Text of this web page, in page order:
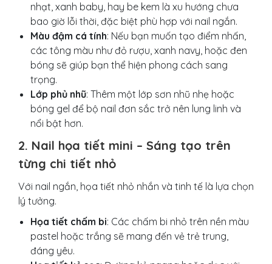
nhạt, xanh baby, hay be kem là xu hướng chưa
bao giờ lỗi thời, đặc biệt phù hợp với nail ngắn.
Màu đậm cá tính: Nếu bạn muốn tạo điểm nhấn,
các tông màu như đỏ rượu, xanh navy, hoặc đen
bóng sẽ giúp bạn thể hiện phong cách sang
trọng.
Lớp phủ nhũ: Thêm một lớp sơn nhũ nhẹ hoặc
bóng gel để bộ nail đơn sắc trở nên lung linh và
nổi bật hơn.
2. Nail họa tiết mini – Sáng tạo trên
từng chi tiết nhỏ
Với nail ngắn, họa tiết nhỏ nhắn và tinh tế là lựa chọn
lý tưởng.
Họa tiết chấm bi: Các chấm bi nhỏ trên nền màu
pastel hoặc trắng sẽ mang đến vẻ trẻ trung,
đáng yêu.